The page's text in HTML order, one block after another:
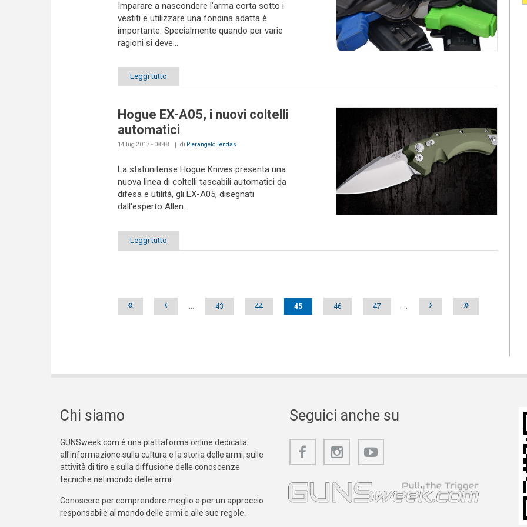
Imparare a nascondere l’arma corta sotto i
vestiti e utilizzare una fondina adatta è
importante. Specialmente quando per varie
ragioni si deve...
Leggi tutto
Hogue EX-A05, i nuovi coltelli
automatici
14 lug 2017 - 08:48 di Pierangelo Tendas
La statunitense Hogue Knives presenta una
nuova linea di coltelli tascabili automatici da
difesa e utilità, gli EX-A05, disegnati
dall'esperto Allen...
Leggi tutto
Pages
« ‹ 43 44 45 46 47 › »
Chi siamo
GUNSweek.com è una piattaforma online dedicata
all'informazione sulla cultura e la storia delle armi, sulle
attività di tiro e sulla diffusione delle conoscenze
tecniche nel mondo delle armi.
Conoscere per comprendere meglio e per un approccio
responsabile al mondo delle armi e alle sue regole.
Seguici anche su